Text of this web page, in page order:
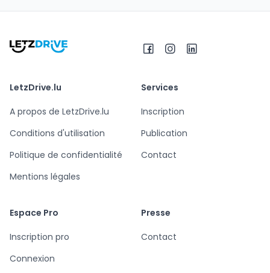
LetzDrive.lu
A propos de LetzDrive.lu
Conditions d'utilisation
Politique de confidentialité
Mentions légales
Services
Inscription
Publication
Contact
Espace Pro
Inscription pro
Connexion
Presse
Contact